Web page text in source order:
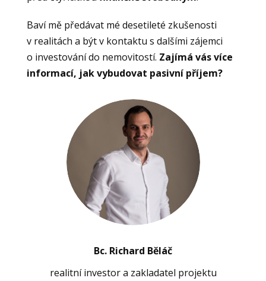
Baví mě předávat mé desetileté zkušenosti
v realitách a být v kontaktu s dalšími zájemci
o investování do nemovitostí. Zajímá vás více
informací, jak vybudovat pasivní příjem?
Bc. Richard Běláč
realitní investor a zakladatel projektu